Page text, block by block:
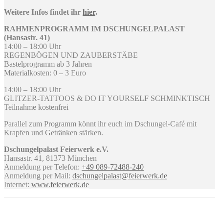
Weitere Infos findet ihr hier.
RAHMENPROGRAMM IM DSCHUNGELPALAST
(Hansastr. 41)
14:00 – 18:00 Uhr
REGENBÖGEN UND ZAUBERSTÄBE
Bastelprogramm ab 3 Jahren
Materialkosten: 0 – 3 Euro
14:00 – 18:00 Uhr
GLITZER-TATTOOS & DO IT YOURSELF SCHMINKTISCH
Teilnahme kostenfrei
Parallel zum Programm könnt ihr euch im Dschungel-Café mit
Krapfen und Getränken stärken.
Dschungelpalast Feierwerk e.V.
Hansastr. 41, 81373 München
Anmeldung per Telefon: +49 089-72488-240
Anmeldung per Mail: dschungelpalast@feierwerk.de
Internet: www.feierwerk.de